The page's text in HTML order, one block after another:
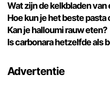
Wat zijn de kelkbladen van
Hoe kun je het beste pasta
Kan je halloumi rauw eten?
Is carbonara hetzelfde als
Advertentie